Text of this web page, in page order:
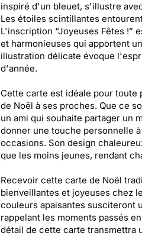
inspiré d'un bleuet, s'illustre
Les étoiles scintillantes
L'inscription “Joyeuses Fêtes !”
et harmonieuses qui apportent
illustration délicate évoque
d'année.
Cette carte est idéale pour
de Noël à ses proches. Que ce
un ami qui souhaite partager un
donner une touche personnelle
occasions. Son design
que les moins jeunes, rendant
Recevoir cette carte de Noël
bienveillantes et joyeuses chez
couleurs apaisantes susciteront
rappelant les moments passés
détail de cette carte transmettra